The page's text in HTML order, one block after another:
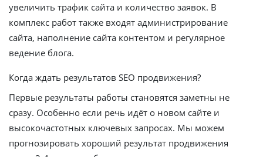
увеличить трафик сайта и количество заявок. В
комплекс работ также входят администрирование
сайта, наполнение сайта контентом и регулярное
ведение блога.
Когда ждать результатов SEO продвижения?
Первые результаты работы становятся заметны не
сразу. Особенно если речь идёт о новом сайте и
высокочастотных ключевых запросах. Мы можем
прогнозировать хороший результат продвижения